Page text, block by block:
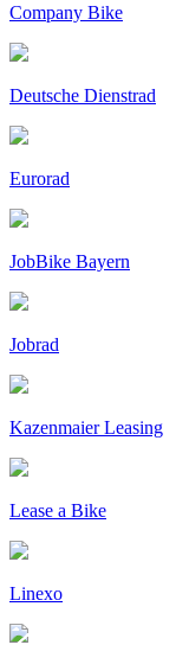
Company Bike
Deutsche Dienstrad
Eurorad
JobBike Bayern
Jobrad
Kazenmaier Leasing
Lease a Bike
Linexo